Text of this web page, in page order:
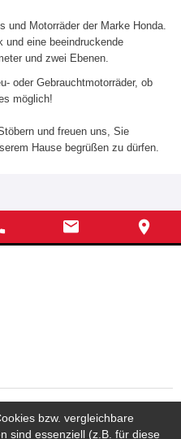
und Motorräder der Marke Honda.
und eine beeindruckende
und zwei Ebenen.
oder Gebrauchtmotorräder, ob
möglich!
und freuen uns, Sie
Hause begrüßen zu dürfen.
bzw. vergleichbare
sind essenziell (z.B. für diese